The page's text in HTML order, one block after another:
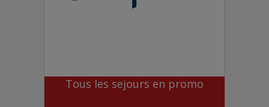
Tous les sejours en promo